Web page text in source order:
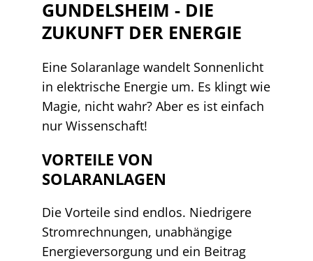
GUNDELSHEIM - DIE
ZUKUNFT DER ENERGIE
Eine Solaranlage wandelt Sonnenlicht
in elektrische Energie um. Es klingt wie
Magie, nicht wahr? Aber es ist einfach
nur Wissenschaft!
VORTEILE VON
SOLARANLAGEN
Die Vorteile sind endlos. Niedrigere
Stromrechnungen, unabhängige
Energieversorgung und ein Beitrag